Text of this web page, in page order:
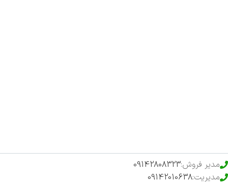
مدیر فروش:09142808323
مدیریت:09142010638